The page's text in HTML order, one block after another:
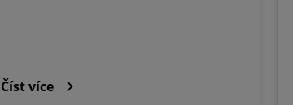
Číst více